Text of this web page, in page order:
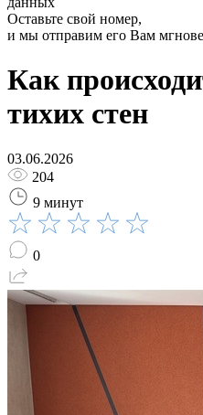
Оставьте свой номер,
и мы отправим его Вам
Как
тихих стен
03.06.2026
204
9 минут
0